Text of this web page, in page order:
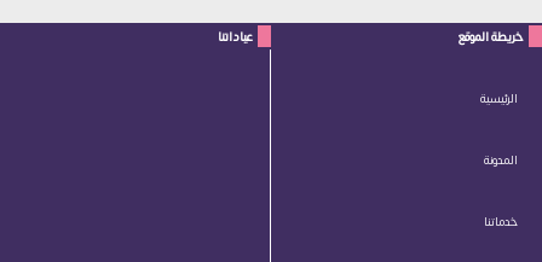
خريطة الموقع
الرئيسية
المدونة
خدماتنا
عياداتنا